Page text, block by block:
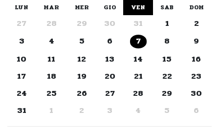
LUN MAR MER GIO VEN SAB DOM
27 28 29 30 31 1
2
3
4 5 6 7 8
9
10
11 12 13 14 15
16
17
18 19 20 21 22
23
24
25 26 27 28 29
30
31
1 2 3 4 5 6